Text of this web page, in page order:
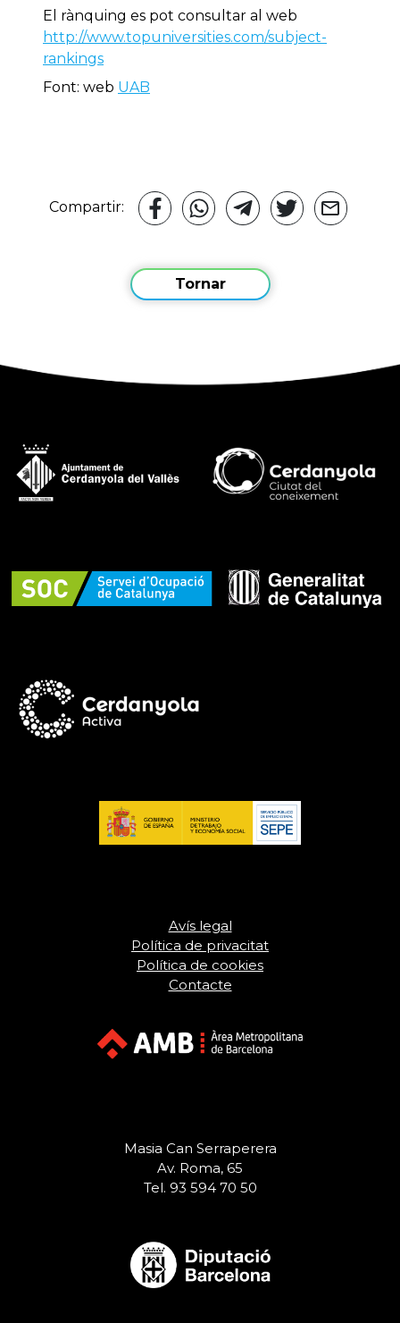
El rànquing es pot consultar al web
http://www.topuniversities.com/subject-
rankings
Font: web UAB
Compartir:
Tornar
Avís legal
Política de privacitat
Política de cookies
Contacte
Masia Can Serraperera
Av. Roma, 65
Tel. 93 594 70 50